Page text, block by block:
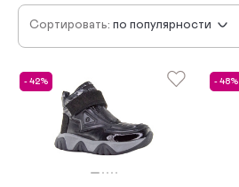
Сортировать:
по убыванию цены
по популярности
- 42% - 48%